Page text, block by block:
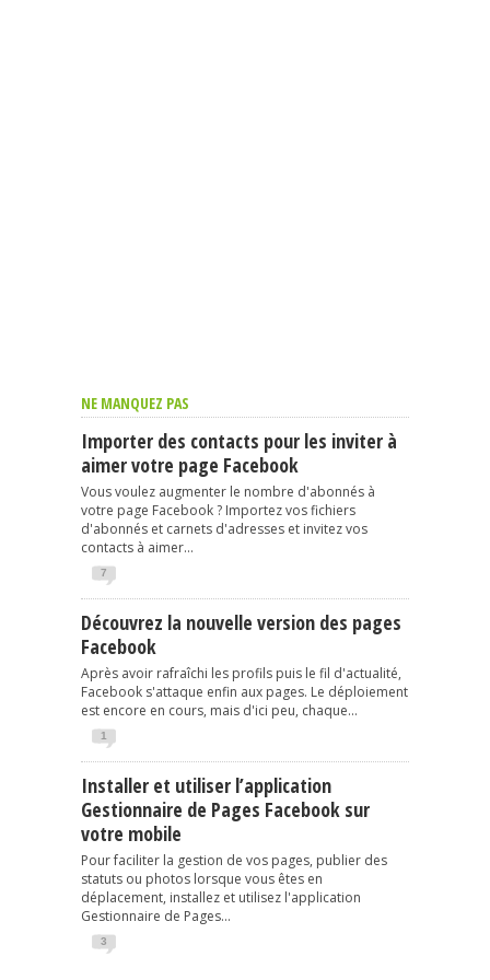
NE MANQUEZ PAS
Importer des contacts pour les inviter à
aimer votre page Facebook
Vous voulez augmenter le nombre d'abonnés à
votre page Facebook ? Importez vos fichiers
d'abonnés et carnets d'adresses et invitez vos
contacts à aimer...
7
Découvrez la nouvelle version des pages
Facebook
Après avoir rafraîchi les profils puis le fil d'actualité,
Facebook s'attaque enfin aux pages. Le déploiement
est encore en cours, mais d'ici peu, chaque...
1
Installer et utiliser l’application
Gestionnaire de Pages Facebook sur
votre mobile
Pour faciliter la gestion de vos pages, publier des
statuts ou photos lorsque vous êtes en
déplacement, installez et utilisez l'application
Gestionnaire de Pages...
3